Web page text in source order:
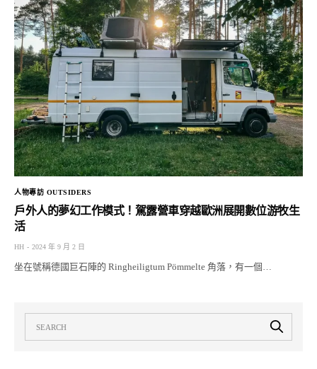
人物專訪 OUTSIDERS
戶外人的夢幻工作模式！駕露營車穿越歐洲展開數位游牧生
活
HH 2024 年 9 月 2 日
坐在號稱德國巨石陣的 Ringheiligtum Pömmelte 角落，有一個…